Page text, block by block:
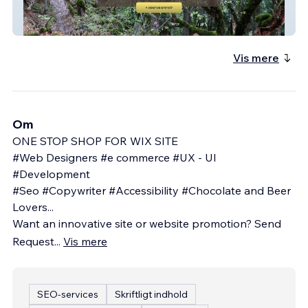
מחנה הורה וילד
Vis mere
Om
ONE STOP SHOP FOR WIX SITE
#Web Designers #e commerce #UX - UI
#Development
#Seo #Copywriter #Accessibility #Chocolate and Beer
Lovers...
Want an innovative site or website promotion? Send
Request... Vis mere
SEO-services Skriftligt indhold